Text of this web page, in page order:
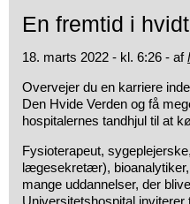
En fremtid i hvidt
18. marts 2022 - kl. 6:26 - af
Overvejer du en karriere
Den Hvide Verden og få
hospitalernes tandhjul til at
Fysioterapeut,
lægesekretær), bioanalytiker,
mange uddannelser, der
Universitetshospital